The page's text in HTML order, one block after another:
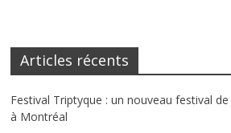
Articles récents
Festival Triptyque : un nouveau festival
à Montréal